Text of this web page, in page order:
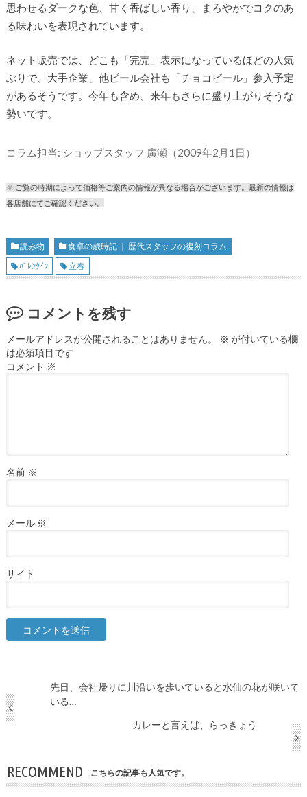
思わせるダークな色、甘く香ばしい香り、まろやかでコクのあ
る味わいを表現されています。
ネット販売では、どこも「完売」表示になっているほどの人気
ぶりで、大手企業、他ビール会社も「チョコビール」参入予定
があるそうです。今年も含め、来年もさらに盛り上がりそうな
勢いです。
コラム担当: ショップスタッフ 廣瀬（2009年2月1日）
※ ご覧の時期によって価格等ご案内の情報が異なる場合がございます。最新の情報は
各店舗にてご確認ください。
読み物
食卓の歳時記 ｜ 歴代スタッフの復刻コラム
ﾊﾞﾚﾝﾀｲﾝ
立春
コメントを残す
メールアドレスが公開されることはありません。 ※ が付いている欄
は必須項目です
コメント ※
名前 ※
メール ※
サイト
先日、会社帰りに川沿いを歩いていると水仙の花が咲いて
いる…
カレーと言えば、らっきょう
RECOMMEND こちらの記事も人気です。